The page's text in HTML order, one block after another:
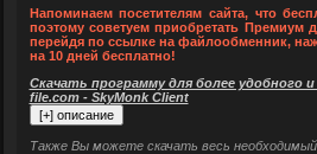
Напоминаем посетителям сайта, что
поэтому советуем приобретать Премиум
перейдя по ссылке на файлообменник,
на 10 дней бесплатно!
Скачать программу для более удобного
file.com - SkyMonk Client
Также Вы можете скачать весь